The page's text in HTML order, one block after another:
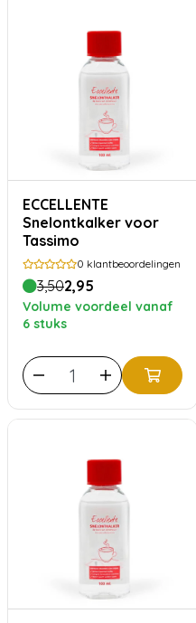
ECCELLENTE
Snelontkalker voor
Tassimo
0 klantbeoordelingen
3,502,95
Volume voordeel vanaf
6 stuks